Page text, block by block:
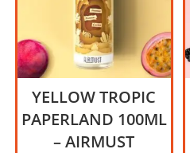
YELLOW TROPIC
PAPERLAND 100ML
– AIRMUST